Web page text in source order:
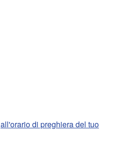
all'orario di preghiera del tuo